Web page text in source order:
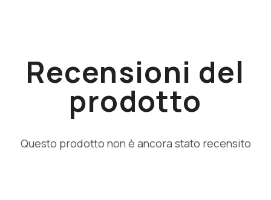
Recensioni del
prodotto
Questo prodotto non è ancora stato recensito